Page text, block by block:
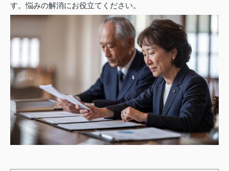
す。悩みの解消にお役立てください。